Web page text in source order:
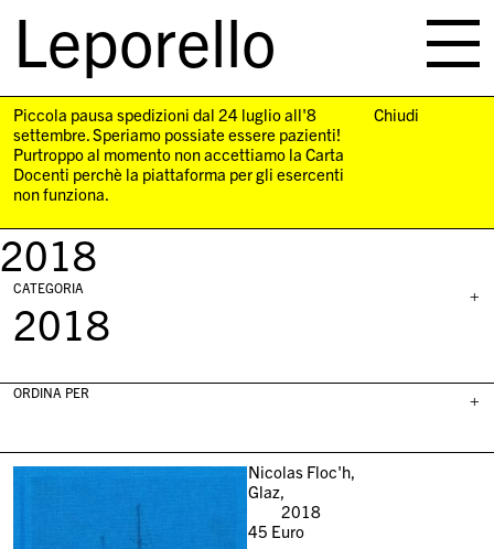
Leporello
navigation
Piccola pausa spedizioni dal 24 luglio all'8
settembre. Speriamo possiate essere pazienti!
Purtroppo al momento non accettiamo la Carta
Docenti perchè la piattaforma per gli esercenti
non funziona.
Chiudi
2018
+
CATEGORIA
2018
+
ORDINA PER
Nicolas Floc'h,
Glaz,
2018
45 Euro